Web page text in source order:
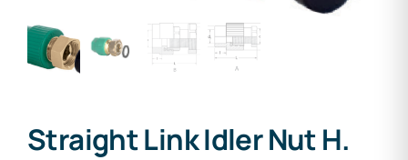
Straight Link Idler Nut H.